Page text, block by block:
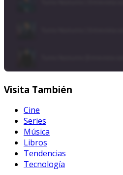
Visita También
Cine
Series
Música
Libros
Tendencias
Tecnología